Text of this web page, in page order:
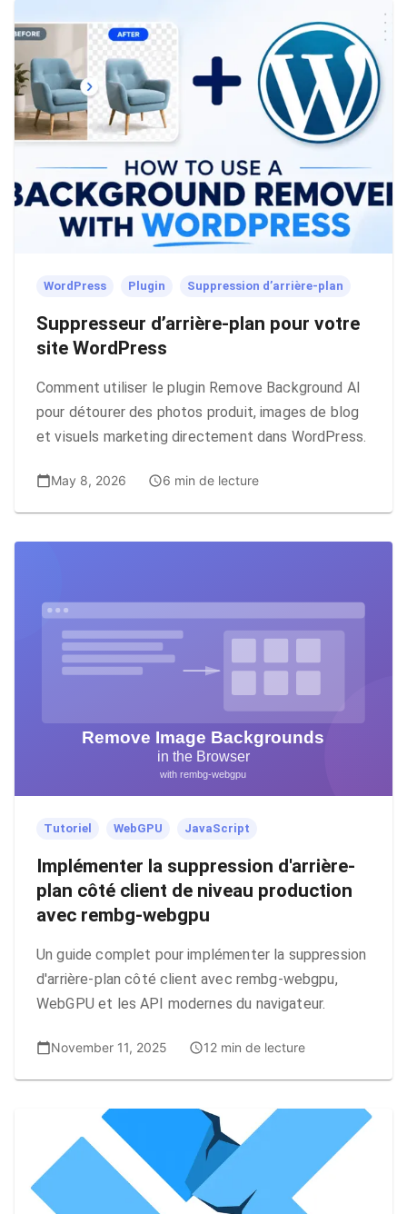
WordPress Plugin Suppression d’arrière-plan
Suppresseur d’arrière-plan pour votre
site WordPress
Comment utiliser le plugin Remove Background AI
pour détourer des photos produit, images de blog
et visuels marketing directement dans WordPress.
May 8, 2026 6 min de lecture
Tutoriel WebGPU JavaScript
Implémenter la suppression d'arrière-
plan côté client de niveau production
avec rembg-webgpu
Un guide complet pour implémenter la suppression
d'arrière-plan côté client avec rembg-webgpu,
WebGPU et les API modernes du navigateur.
November 11, 2025 12 min de lecture